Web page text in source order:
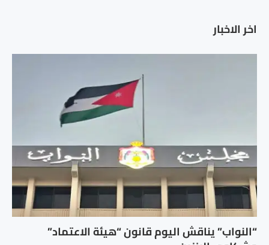
اخر الاخبار
“النواب” يناقش اليوم قانون “هيئة الاعتماد”